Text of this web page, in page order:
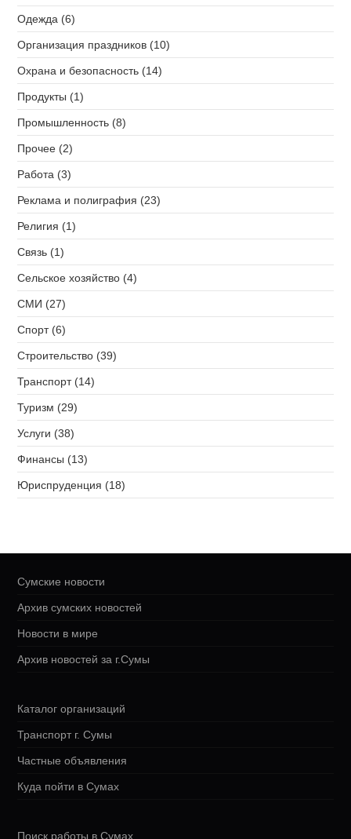
Одежда (6)
Организация праздников (10)
Охрана и безопасность (14)
Продукты (1)
Промышленность (8)
Прочее (2)
Работа (3)
Реклама и полиграфия (23)
Религия (1)
Связь (1)
Сельское хозяйство (4)
СМИ (27)
Спорт (6)
Строительство (39)
Транспорт (14)
Туризм (29)
Услуги (38)
Финансы (13)
Юриспруденция (18)
Сумские новости
Архив сумских новостей
Новости в мире
Архив новостей за г.Сумы
Каталог организаций
Транспорт г. Сумы
Частные объявления
Куда пойти в Сумах
Поиск работы в Сумах